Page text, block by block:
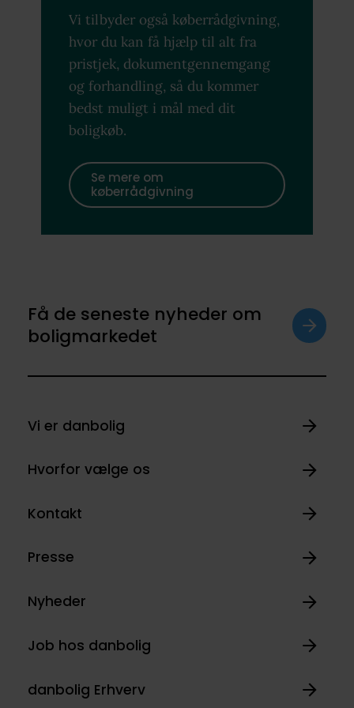
Vi tilbyder også køberrådgivning,
hvor du kan få hjælp til alt fra
pristjek, dokumentgennemgang
og forhandling, så du kommer
bedst muligt i mål med dit
boligkøb.
Se mere om
køberrådgivning
Få de seneste nyheder om
boligmarkedet
Vi er danbolig
Hvorfor vælge os
Kontakt
Presse
Nyheder
Job hos danbolig
danbolig Erhverv